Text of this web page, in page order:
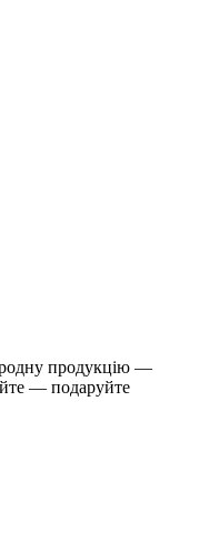
продукцію —
— подаруйте